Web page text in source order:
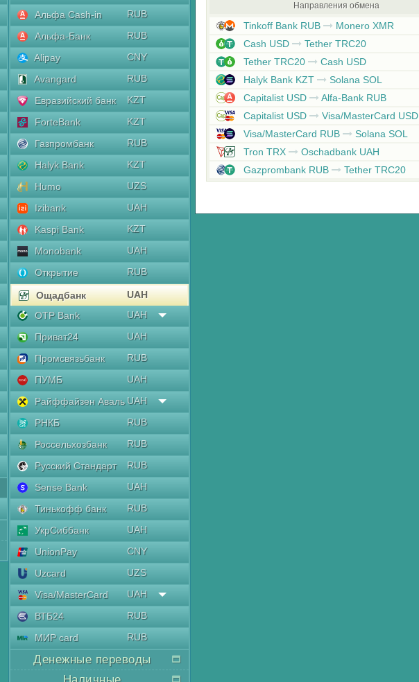
Альфа Cash-in
RUB
Альфа-Банк
RUB
Alipay
CNY
Avangard
RUB
Евразийский банк
KZT
ForteBank
KZT
Газпромбанк
RUB
Halyk Bank
KZT
Humo
UZS
Izibank
UAH
Kaspi Bank
KZT
Monobank
UAH
Открытие
RUB
Ощадбанк
UAH
OTP Bank
UAH
Приват24
UAH
Промсвязьбанк
RUB
ПУМБ
UAH
Райффайзен Аваль UAH
РНКБ
RUB
Россельхозбанк
RUB
Русский Стандарт
RUB
Sense Bank
UAH
Тинькофф банк
RUB
УкрСиббанк
UAH
UnionPay
CNY
Uzcard
UZS
Visa/MasterCard
UAH
ВТБ24
RUB
МИР card
RUB
Денежные переводы
Направления обмена
Tinkoff Bank RUB
Monero XMR
Cash USD
Tether TRC20
Tether TRC20
Cash USD
Halyk Bank KZT
Solana SOL
Capitalist USD
Alfa-Bank RUB
Capitalist USD
Visa/MasterCard USD
Visa/MasterCard RUB
Solana SOL
Tron TRX
Oschadbank UAH
Gazprombank RUB
Tether TRC20